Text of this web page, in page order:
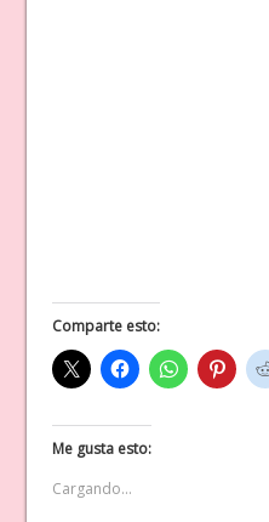
Comparte esto:
Me gusta esto:
Cargando...